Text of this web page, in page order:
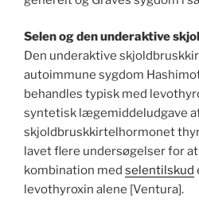
Selen og den underaktive
Den underaktive
autoimmune sygdom
behandles typisk med
syntetisk lægemiddeludgave
skjoldbruskkirtelhormonet
lavet flere undersøgelser for
kombination med selentilskud
levothyroxin alene [Ventura].